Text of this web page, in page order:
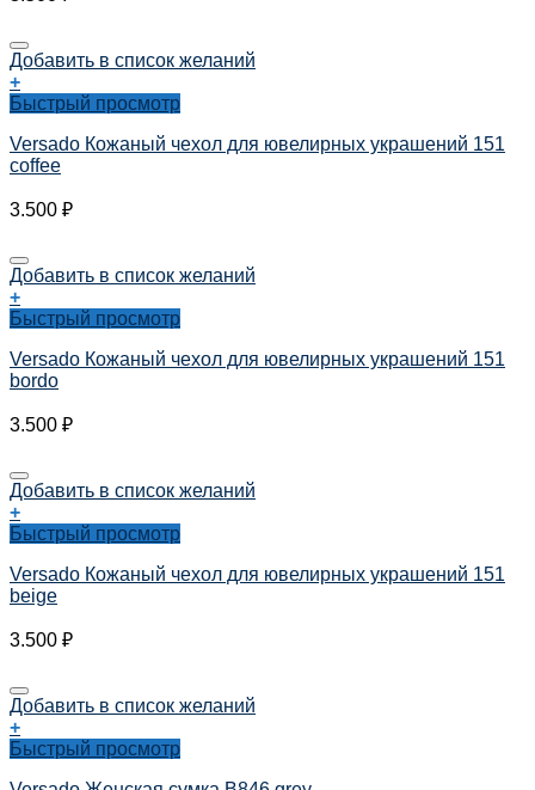
Добавить в список желаний
+
Быстрый просмотр
Versado Кожаный чехол для ювелирных украшений 151
coffee
3.500 ₽
Добавить в список желаний
+
Быстрый просмотр
Versado Кожаный чехол для ювелирных украшений 151
bordo
3.500 ₽
Добавить в список желаний
+
Быстрый просмотр
Versado Кожаный чехол для ювелирных украшений 151
beige
3.500 ₽
Добавить в список желаний
+
Быстрый просмотр